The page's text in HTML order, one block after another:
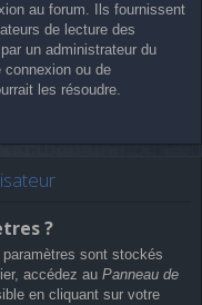
au forum. Ils fournissent
de lecture des
un administrateur du
ou de
les résoudre.
?
sont stockés
accédez au Panneau de
en cliquant sur votre